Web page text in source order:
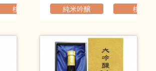
桃川 コクのある ふくよか
純米吟醸 桃川